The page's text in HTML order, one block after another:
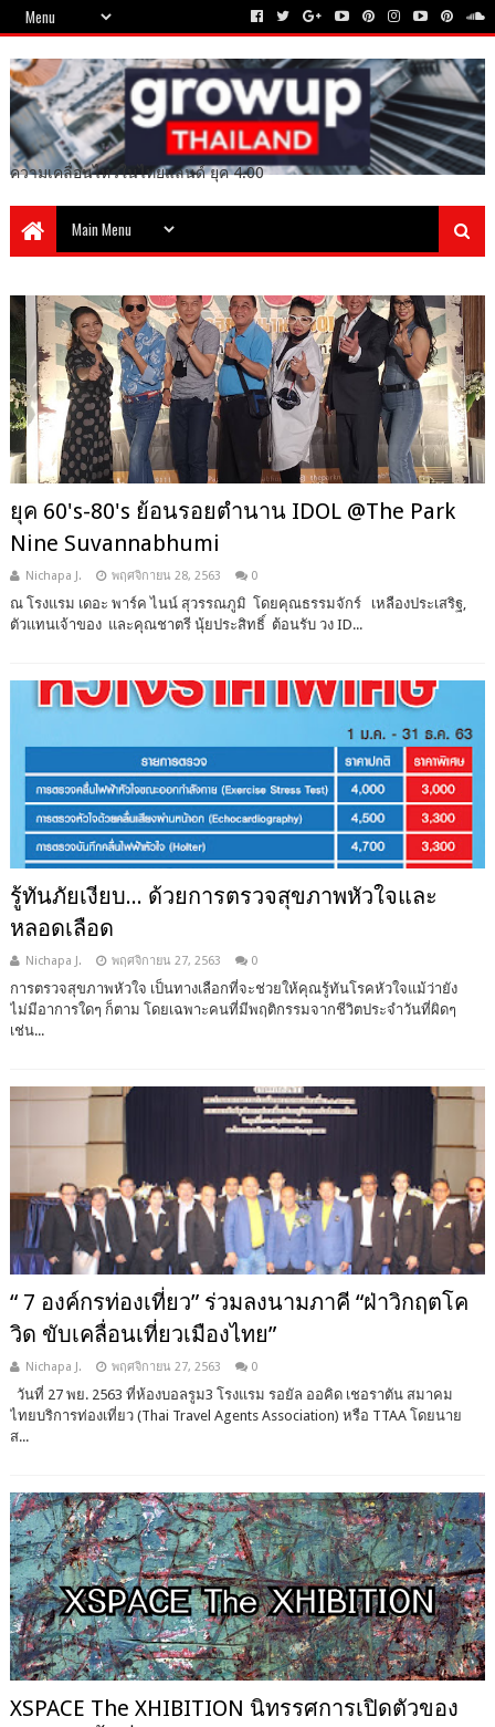
ความเคลื่อนไหวในไทยแลนด์ ยุค 4.00
ยุค 60'​s-80's ย้อนรอยตำนาน IDOL @The Park
Nine Suvannabhumi
Nichapa J. พฤศจิกายน 28, 2563 0
ณ​ โรงแรม​ เดอ​ะ​ พาร์ค​ ไนน์​ สุวรรณภูมิ​ โดยคุณ​ธรรมจักร์ เหลืองประเสริฐ,
ตัวแทนเจ้าของ​ และ​คุณ​ชาตรี​ นุ้ย​ประสิทธิ์​ ต้อนรับ วง ID...
รู้ทันภัยเงียบ... ด้วยการตรวจสุขภาพหัวใจและ
หลอดเลือด
Nichapa J. พฤศจิกายน 27, 2563 0
การตรวจสุขภาพหัวใจ เป็นทางเลือกที่จะช่วยให้คุณรู้ทันโรคหัวใจแม้ว่ายัง
ไม่มีอาการใดๆ ก็ตาม โดยเฉพาะคนที่มีพฤติกรรมจากชีวิตประจำวันที่ผิดๆ
เช่น...
“ 7 องค์กรท่องเที่ยว” ร่วมลงนามภาคี “ฝ่าวิกฤตโค
วิด ขับเคลื่อนเที่ยวเมืองไทย”
Nichapa J. พฤศจิกายน 27, 2563 0
วันที่ 27 พย. 2563 ที่ห้องบอลรูม3 โรงแรม รอยัล ออคิด เชอราตัน สมาคม
ไทยบริการท่องเที่ยว (Thai Travel Agents Association) หรือ TTAA โดยนาย
ส...
XSPACE The XHIBITION นิทรรศการเปิดตัวของ